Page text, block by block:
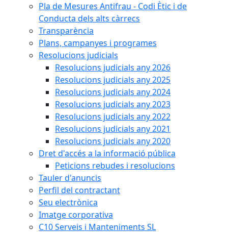
Pla de Mesures Antifrau - Codi Ètic i de
Conducta dels alts càrrecs
Transparència
Plans, campanyes i programes
Resolucions judicials
Resolucions judicials any 2026
Resolucions judicials any 2025
Resolucions judicials any 2024
Resolucions judicials any 2023
Resolucions judicials any 2022
Resolucions judicials any 2021
Resolucions judicials any 2020
Dret d'accés a la informació pública
Peticions rebudes i resolucions
Tauler d'anuncis
Perfil del contractant
Seu electrònica
Imatge corporativa
C10 Serveis i Manteniments SL